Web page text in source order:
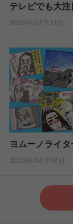
テレビでも大
2025年07月31日
ヨムーノライ
2025年04月18日